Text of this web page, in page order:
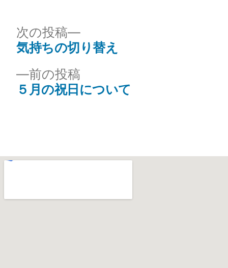
前の投稿
５月の祝日について
次の投稿
気持ちの切り替え